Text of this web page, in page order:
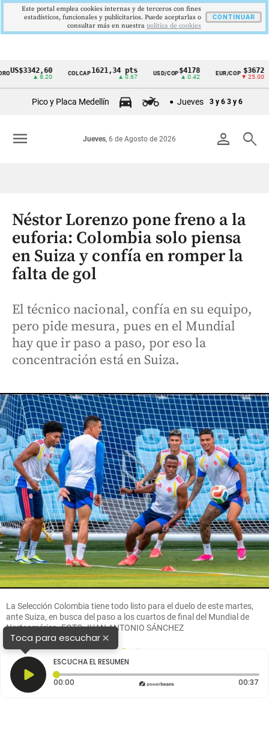
Cintillo
Colombia
▲ 8.20
COLCAP1621,34 pts
▲ 0.67
USD/COP$4178
▲ 0.42
EUR/COP $3672
▼ 25.00
Pico y Placa Medellín Jueves 3 y 6 3 y 6
person search
Jueves, 6 de Agosto de 2026
menu
Néstor Lorenzo pone freno a la
euforia: Colombia solo piensa
en Suiza y confía en romper la
falta de gol
El técnico nacional, confía en su equipo,
pero pide mesura, pues en el Mundial
hay que ir paso a paso, por eso la
concentración está en Suiza.
La Selección Colombia tiene todo listo para el duelo de este martes,
ante Suiza, en busca del paso a los cuartos de final del Mundial de
Norteamérica. FOTO JUAN ANTONIO SÁNCHEZ
Toca para escuchar×
ESCUCHA EL RESUMEN
00:00 Tiempo transcurrido: 0 segundos 00:37
Este portal emplea cookies internas y de terceros con fines
estadísticos, funcionales y publicitarios. Puede aceptarlas o
consultar más en nuestra politica de cookies
CONTINUAR